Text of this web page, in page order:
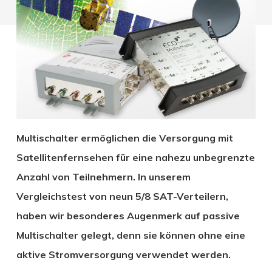
Multischalter ermöglichen die Versorgung mit
Satellitenfernsehen für eine nahezu unbegrenzte
Anzahl von Teilnehmern. In unserem
Vergleichstest von neun 5/8 SAT-Verteilern,
haben wir besonderes Augenmerk auf passive
Multischalter gelegt, denn sie können ohne eine
aktive Stromversorgung verwendet werden.